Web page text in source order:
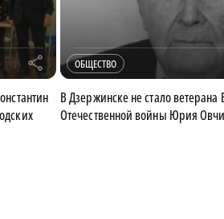
r ОБЩЕСТВО
В Дзержинске не стало ветерана
Отечественной войны Юрия